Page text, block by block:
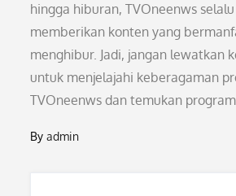
hingga hiburan, TVOneenws
memberikan konten yang
menghibur. Jadi, jangan lewatkan
untuk menjelajahi keberagaman
TVOneenws dan temukan
Byadmin